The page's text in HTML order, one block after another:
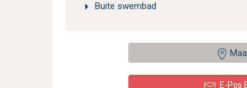
Buite swembad
E-Pos